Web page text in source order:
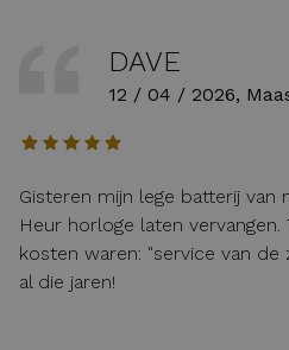
DAVE
12 / 04 / 2026,
Gisteren mijn lege batterij van
Heur horloge laten
kosten waren: "service van de
al die jaren!